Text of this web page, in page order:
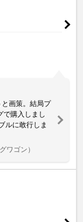
画策。結局プ
で購入しまし
ルに敢行しま
ワゴン）